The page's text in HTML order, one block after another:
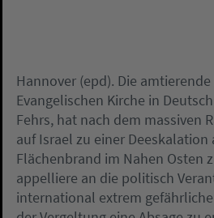
Hannover (epd). Die
Evangelischen Kirche in
Fehrs, hat nach dem massiven
auf Israel zu einer
Flächenbrand im Nahen Osten
appelliere an die politisch
international extrem